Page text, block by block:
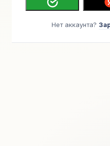
Нет аккаунта?